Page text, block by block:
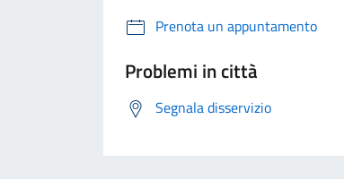
Prenota un appuntamento
Problemi in città
Segnala disservizio